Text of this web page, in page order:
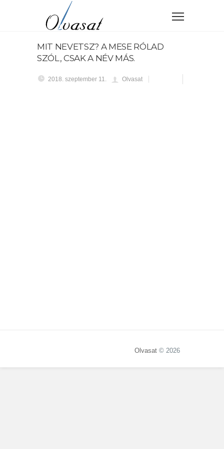
MIT NEVETSZ? A MESE RÓLAD
SZÓL, CSAK A NÉV MÁS.
2018. szeptember 11. Olvasat
Olvasat © 2026